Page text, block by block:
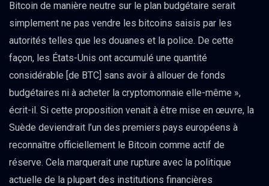
Bitcoin de manière neutre sur le plan budgétaire serait
simplement ne pas vendre les bitcoins saisis par les
autorités telles que les douanes et la police. De cette
façon, les États-Unis ont accumulé une quantité
considérable [de BTC] sans avoir à allouer de fonds
budgétaires ni à acheter la cryptomonnaie elle-même »,
écrit-il. Si cette proposition venait à être mise en œuvre, la
Suède deviendrait l’un des premiers pays européens à
reconnaître officiellement le Bitcoin comme actif de
réserve. Cela marquerait une rupture avec la politique
actuelle de la plupart des institutions financières